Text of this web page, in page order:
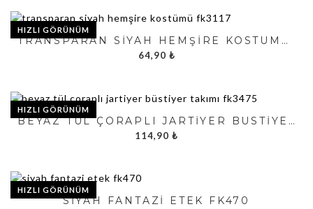
HIZLI GÖRÜNÜM
TRANSPARAN SIYAH HEMŞIRE KOSTÜMÜ FK3117
64,90 ₺
HIZLI GÖRÜNÜM
BEYAZ TÜL ÇORAPLI JARTIYER BÜSTIYER TAKIMI FK3475
114,90 ₺
HIZLI GÖRÜNÜM
SIYAH FANTAZI ETEK FK470